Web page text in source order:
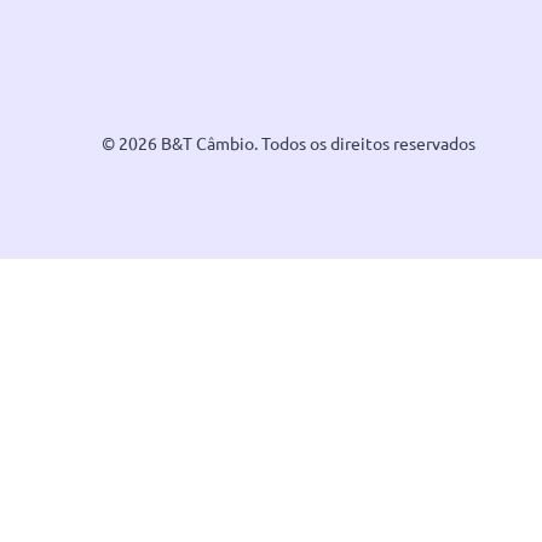
© 2026 B&T Câmbio. Todos os direitos reservados